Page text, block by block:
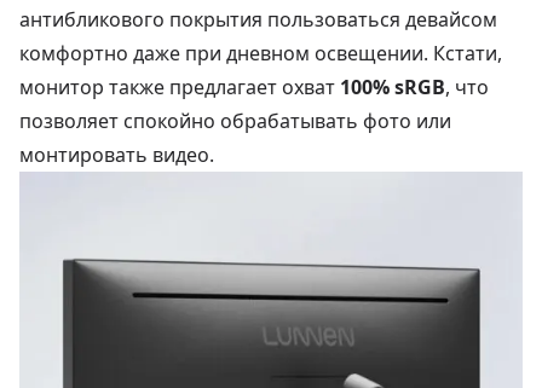
антибликового покрытия пользоваться девайсом
комфортно даже при дневном освещении. Кстати,
монитор также предлагает охват 100% sRGB, что
позволяет спокойно обрабатывать фото или
монтировать видео.